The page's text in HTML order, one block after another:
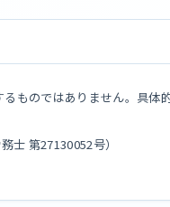
ものではありません。具体
士 第27130052号）